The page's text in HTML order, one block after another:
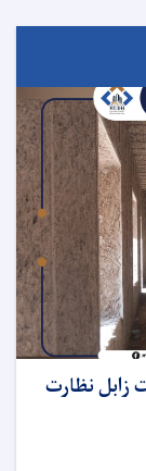
زابل نظارت